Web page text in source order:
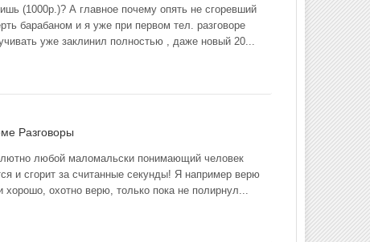
(1000р.)? А главное почему опять не сгоревший
барабаном и я уже при первом тел. разговоре
уже заклинил полностью , даже новый 20...
Разговоры
любой маломальски понимающий человек
и сгорит за считанные секунды! Я например верю
охотно верю, только пока не полирнул...